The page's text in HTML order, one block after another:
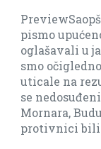
upućeno
u
očigledno
na rezultat
bili